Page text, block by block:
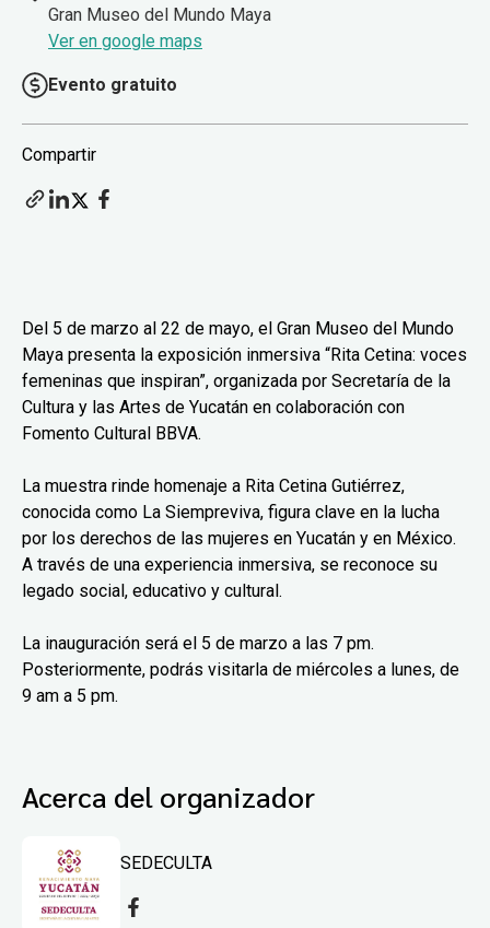
Gran Museo del Mundo Maya
Ver en google maps
Evento gratuito
Compartir
Del 5 de marzo al 22 de mayo, el Gran Museo del Mundo
Maya presenta la exposición inmersiva “Rita Cetina: voces
femeninas que inspiran”, organizada por Secretaría de la
Cultura y las Artes de Yucatán en colaboración con
Fomento Cultural BBVA.
La muestra rinde homenaje a Rita Cetina Gutiérrez,
conocida como La Siempreviva, figura clave en la lucha
por los derechos de las mujeres en Yucatán y en México.
A través de una experiencia inmersiva, se reconoce su
legado social, educativo y cultural.
La inauguración será el 5 de marzo a las 7 pm.
Posteriormente, podrás visitarla de miércoles a lunes, de
9 am a 5 pm.
Acerca del organizador
SEDECULTA